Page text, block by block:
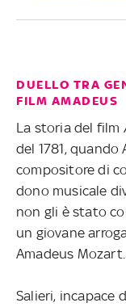
DUELLO TRA
FILM AMADEUS
La storia del film
del 1781,
compositore di
dono musicale
non gli è stato
un giovane
Amadeus Mozart.
Salieri, incapace